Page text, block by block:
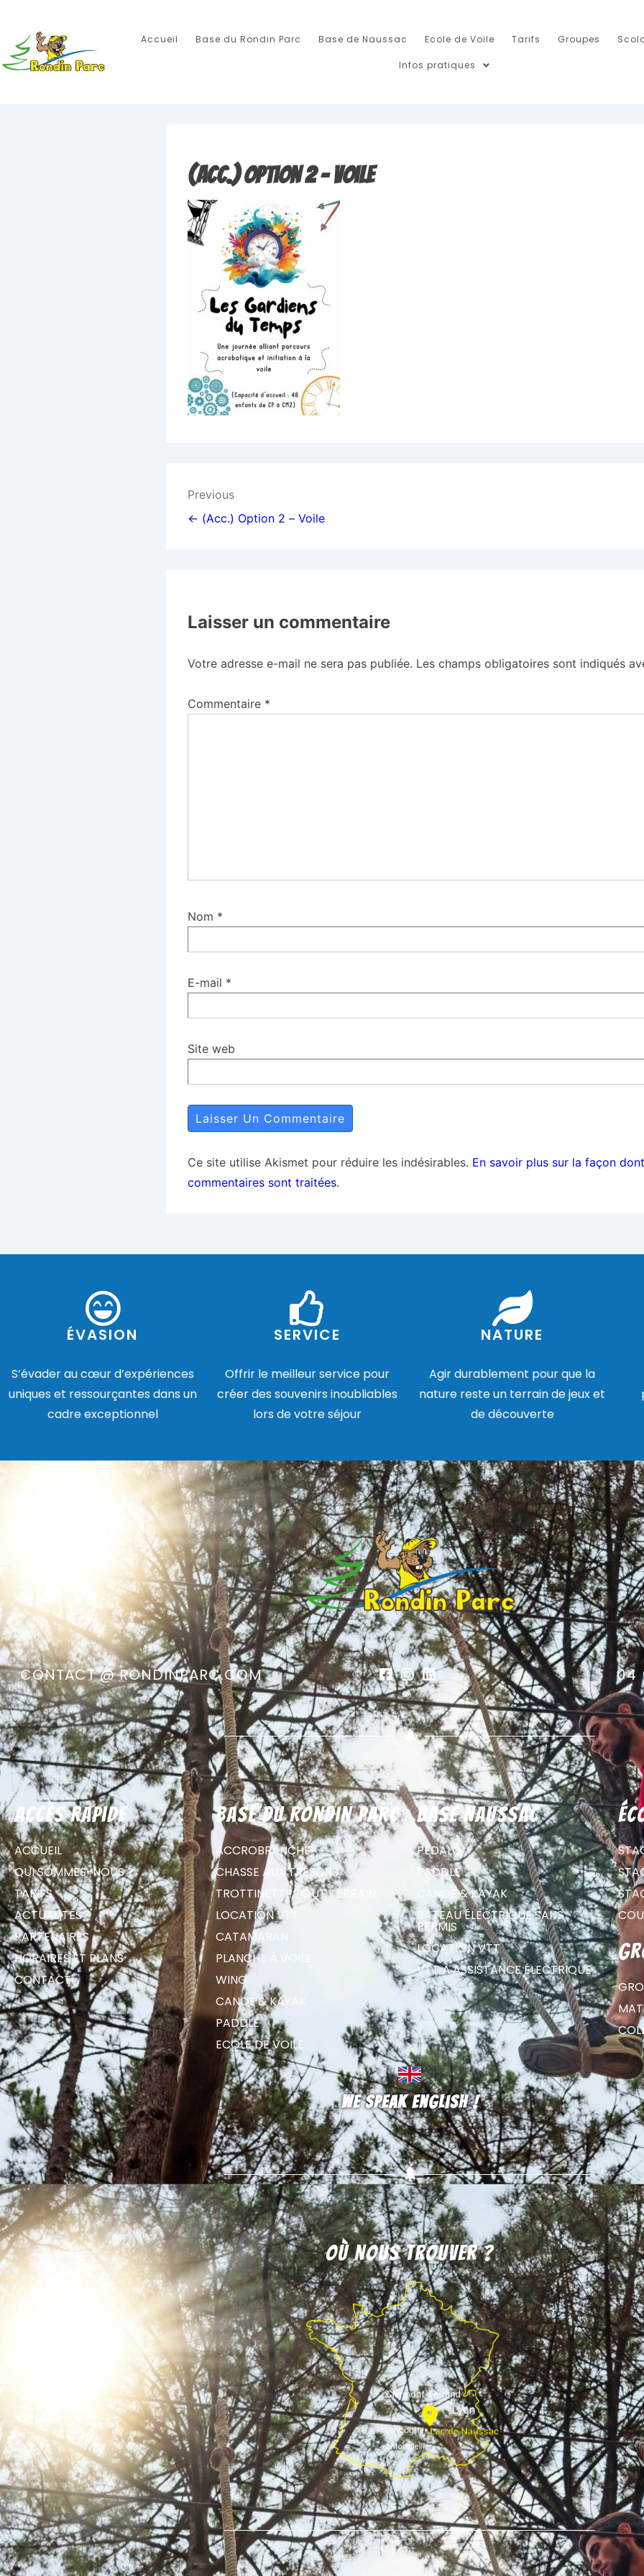
Accueil Base du Rondin Parc Base de Naussac Ecole de Voile Tarifs Groupes
Infos pratiques
(Acc.) Option 2 – Voile
Previous
← (Acc.) Option 2 – Voile
Laisser un commentaire
Votre adresse e-mail ne sera pas publiée. Les champs obligatoires sont indiqués
Commentaire *
Nom *
E-mail *
Site web
Ce site utilise Akismet pour réduire les indésirables. En savoir plus sur la façon
commentaires sont traitées.
ÉVASION
S’évader au cœur d’expériences
uniques et ressourçantes dans un
cadre exceptionnel
SERVICE
Offrir le meilleur service pour
créer des souvenirs inoubliables
lors de votre séjour
NATURE
Agir durablement pour que la
nature reste un terrain de jeux et
de découverte
CONTACT @ RONDINPARC.COM 04
Accès rapide
ACCUEIL
QUI SOMMES-NOUS ?
TARIFS
ACTUALITÉS
PARTENAIRES
HORAIRES ET PLANS
CONTACT
Base du Rondin parc
ACCROBRANCHE
CHASSE AUX TRÉSORS
TROTTINETTE TOUT TERRAIN
LOCATION VTT
CATAMARAN
PLANCHE À VOILE
WING
CANOË & KAYAK
PADDLE
ECOLE DE VOILE
Base Naussac
PÉDALO
PADDLE
CANOË & KAYAK
BATEAU ÉLECTRIQUE SANS
PERMIS
LOCATION VTT
VTT À ASSISTANCE ÉLECTRIQUE
We speak english !
Où nous trouver ?